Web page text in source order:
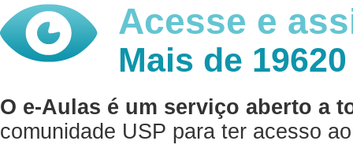
Acesse e
Mais de
O e-Aulas é um serviço aberto a
comunidade USP para ter acesso